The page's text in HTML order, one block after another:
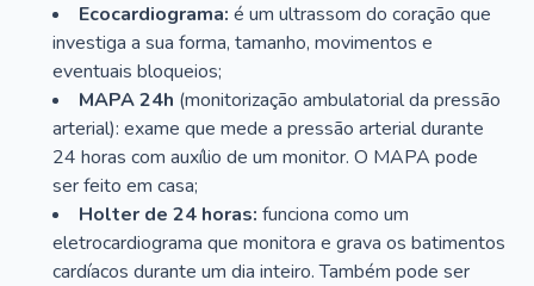
Ecocardiograma: é um ultrassom do coração que
investiga a sua forma, tamanho, movimentos e
eventuais bloqueios;
MAPA 24h (monitorização ambulatorial da pressão
arterial): exame que mede a pressão arterial durante
24 horas com auxílio de um monitor. O MAPA pode
ser feito em casa;
Holter de 24 horas: funciona como um
eletrocardiograma que monitora e grava os batimentos
cardíacos durante um dia inteiro. Também pode ser